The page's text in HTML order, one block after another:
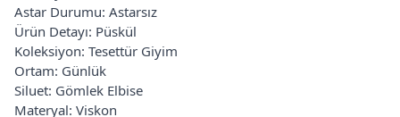
Astar Durumu: Astarsız
Ürün Detayı: Püskül
Koleksiyon: Tesettür Giyim
Ortam: Günlük
Siluet: Gömlek Elbise
Materyal: Viskon